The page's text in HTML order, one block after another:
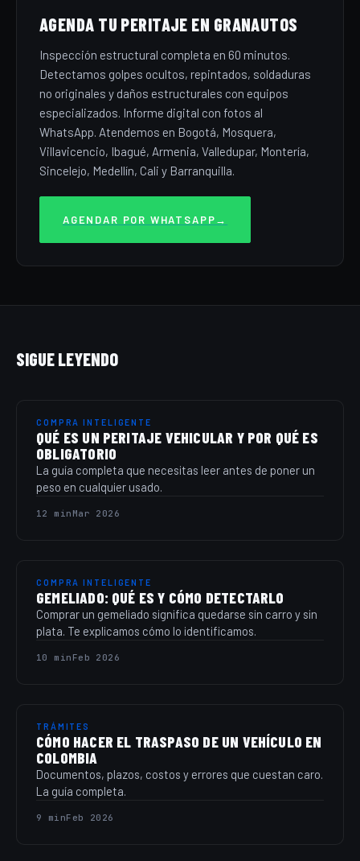
AGENDA TU PERITAJE EN GRANAUTOS
Inspección estructural completa en 60 minutos.
Detectamos golpes ocultos, repintados, soldaduras
no originales y daños estructurales con equipos
especializados. Informe digital con fotos al
WhatsApp. Atendemos en Bogotá, Mosquera,
Villavicencio, Ibagué, Armenia, Valledupar, Montería,
Sincelejo, Medellín, Cali y Barranquilla.
AGENDAR POR WHATSAPP→
SIGUE LEYENDO
COMPRA INTELIGENTE
QUÉ ES UN PERITAJE VEHICULAR Y POR QUÉ ES
OBLIGATORIO
La guía completa que necesitas leer antes de poner un
peso en cualquier usado.
12 min Mar 2026
COMPRA INTELIGENTE
GEMELIADO: QUÉ ES Y CÓMO DETECTARLO
Comprar un gemeliado significa quedarse sin carro y sin
plata. Te explicamos cómo lo identificamos.
10 min Feb 2026
TRÁMITES
CÓMO HACER EL TRASPASO DE UN VEHÍCULO EN
COLOMBIA
Documentos, plazos, costos y errores que cuestan caro.
La guía completa.
9 minFeb 2026